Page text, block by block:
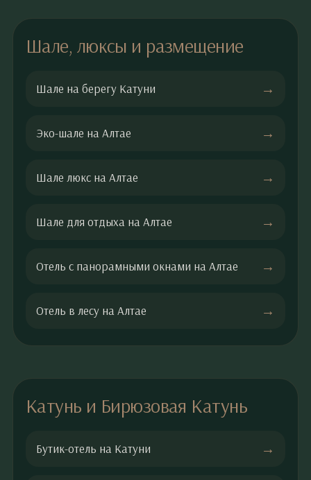
Шале, люксы и размещение
Шале на берегу Катуни
Эко-шале на Алтае
Шале люкс на Алтае
Шале для отдыха на Алтае
Отель с панорамными окнами на Алтае
Отель в лесу на Алтае
Катунь и Бирюзовая Катунь
Бутик-отель на Катуни